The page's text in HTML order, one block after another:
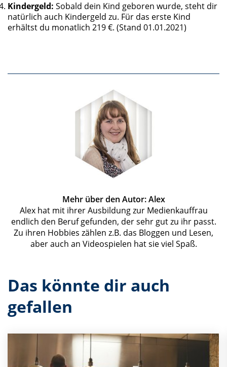
Kindergeld: Sobald dein Kind geboren wurde, steht dir
natürlich auch Kindergeld zu. Für das erste Kind
erhältst du monatlich 219 €. (Stand 01.01.2021)
Mehr über den Autor: Alex
Alex hat mit ihrer Ausbildung zur Medienkauffrau
endlich den Beruf gefunden, der sehr gut zu ihr passt.
Zu ihren Hobbies zählen z.B. das Bloggen und Lesen,
aber auch an Videospielen hat sie viel Spaß.
Das könnte dir auch
gefallen